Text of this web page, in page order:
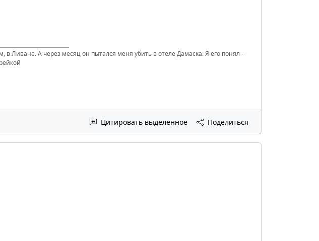
в Ливане. А через месяц он пытался меня убить в отеле Дамаска. Я его понял -
Цитировать выделенное Поделиться